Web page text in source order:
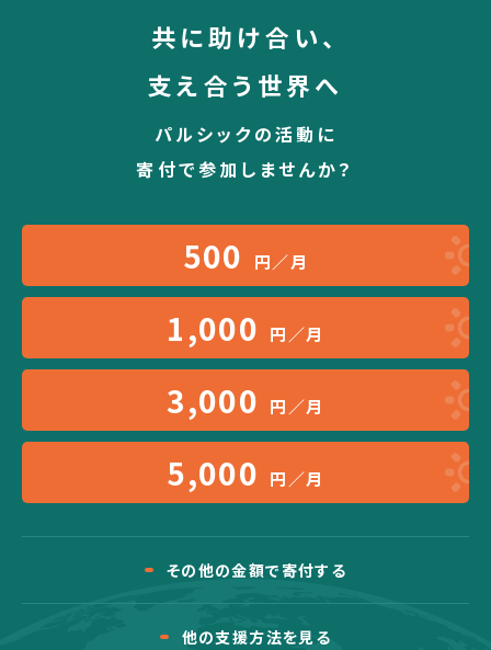
共に助け合い、
支え合う世界へ
パルシックの活動に
寄付で参加しませんか？
500 円／月
1,000 円／月
3,000 円／月
5,000 円／月
その他の金額で寄付する
他の支援方法を見る